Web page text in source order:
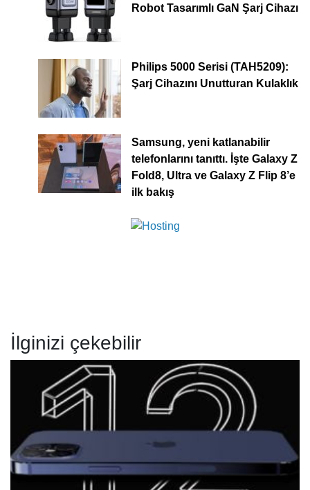
Robot Tasarımlı GaN Şarj Cihazı
Philips 5000 Serisi (TAH5209):
Şarj Cihazını Unutturan Kulaklık
Samsung, yeni katlanabilir
telefonlarını tanıttı. İşte Galaxy Z
Fold8, Ultra ve Galaxy Z Flip 8’e
ilk bakış
İlginizi çekebilir